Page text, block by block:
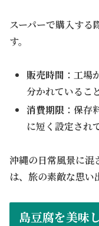
スーパーで購入する
す。
販売時間 ：工場
分かれているこ
消費期限 ：保存
に短く設定され
沖縄の日常風景に混
は、旅の素敵な思い
島豆腐を美味